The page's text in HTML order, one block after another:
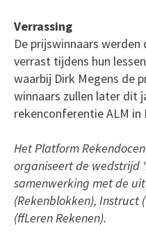
Verrassing
De prijswinnaars
verrast tijdens hun
waarbij Dirk Megens de
winnaars zullen later dit
rekenconferentie ALM in
Het Platform
organiseert de wedstrijd
samenwerking met de
(Rekenblokken), Instruct
(ffLeren Rekenen).